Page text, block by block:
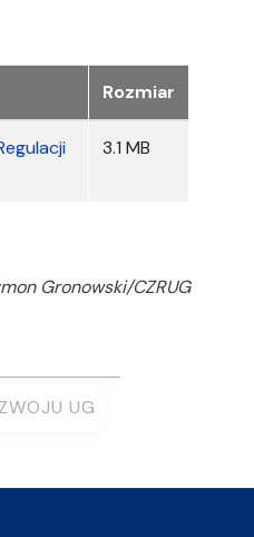
Rozmiar
3.1 MB
Gronowski/CZRUG
UG